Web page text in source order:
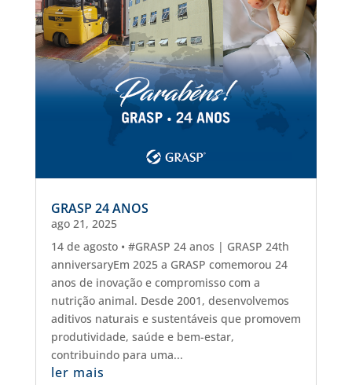
GRASP 24 ANOS
ago 21, 2025
14 de agosto • #GRASP 24 anos | GRASP 24th
anniversaryEm 2025 a GRASP comemorou 24
anos de inovação e compromisso com a
nutrição animal. Desde 2001, desenvolvemos
aditivos naturais e sustentáveis que promovem
produtividade, saúde e bem-estar,
contribuindo para uma...
ler mais